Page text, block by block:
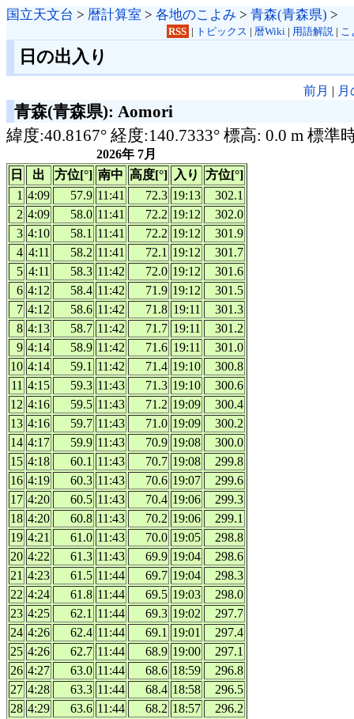
国立天文台 > 暦計算室 > 各地のこよみ > 青森(青森県) >
RSS | トピックス | 暦Wiki| 用語解説| こ
日の出入り
前月 |
青森(青森県): Aomori
緯度:40.8167° 経度:140.7333° 標高: 0.0 m 標準
2026年 7月
日
出 方位[°] 南中 高度[°] 入り
方位[°]
1 4:09 57.9 11:41 72.3 19:13
302.1
2 4:09 58.0 11:41 72.2 19:12
302.0
3 4:10 58.1 11:41 72.2 19:12
301.9
4 4:11 58.2 11:41 72.1 19:12
301.7
5 4:11 58.3 11:42 72.0 19:12
301.6
6 4:12 58.4 11:42 71.9 19:12
301.5
7 4:12 58.6 11:42 71.8 19:11
301.3
8 4:13 58.7 11:42 71.7 19:11
301.2
9 4:14 58.9 11:42 71.6 19:11
301.0
10 4:14 59.1 11:42 71.4 19:10
300.8
11 4:15 59.3 11:43 71.3 19:10
300.6
12 4:16 59.5 11:43 71.2 19:09
300.4
13 4:16 59.7 11:43 71.0 19:09
300.2
14 4:17 59.9 11:43 70.9 19:08
300.0
15 4:18 60.1 11:43 70.7 19:08
299.8
16 4:19 60.3 11:43 70.6 19:07
299.6
17 4:20 60.5 11:43 70.4 19:06
299.3
18 4:20 60.8 11:43 70.2 19:06
299.1
19 4:21 61.0 11:43 70.0 19:05
298.8
20 4:22 61.3 11:43 69.9 19:04
298.6
21 4:23 61.5 11:44 69.7 19:04
298.3
22 4:24 61.8 11:44 69.5 19:03
298.0
23 4:25 62.1 11:44 69.3 19:02
297.7
24 4:26 62.4 11:44 69.1 19:01
297.4
25 4:26 62.7 11:44 68.9 19:00
297.1
26 4:27 63.0 11:44 68.6 18:59
296.8
27 4:28 63.3 11:44 68.4 18:58
296.5
28 4:29 63.6 11:44 68.2 18:57
296.2